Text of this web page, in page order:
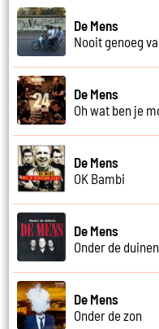
De Mens
Nooit genoeg
De Mens
Oh wat ben je
De Mens
OK Bambi
De Mens
Onder de duinen
De Mens
Onder de zon